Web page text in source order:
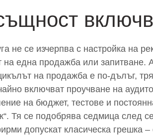
не се изчерпва с настройка на
на една продажба или запитване.
на продажба е по-дълъг,
включват проучване на
на бюджет, тестове и
Тя се подобрява седмица след
допускат класическа грешка